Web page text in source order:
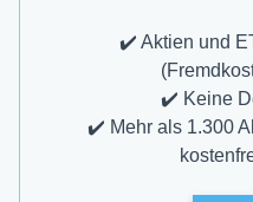
✔️ Aktien und
✔️ Keine
✔️ Mehr als 1.300